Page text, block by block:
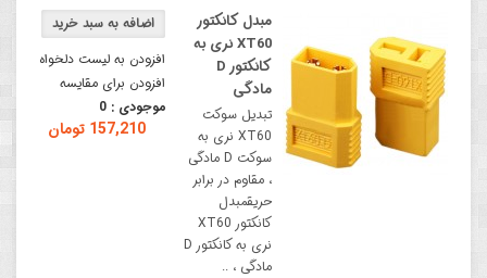
افزودن به لیست دلخواه
افزودن برای مقایسه
موجودی : 0
157,210 تومان
مبدل کانکتور
XT60 نری به
کانکتور D
مادگی
تبدیل سوکت
XT60 نری به
سوکت D مادگی
، مقاوم در برابر
حریقمبدل
کانکتور XT60
نری به کانکتور D
مادگی ، ..